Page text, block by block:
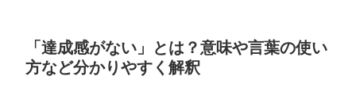
「達成感がない」とは？意味や言葉の使い
方など分かりやすく解釈